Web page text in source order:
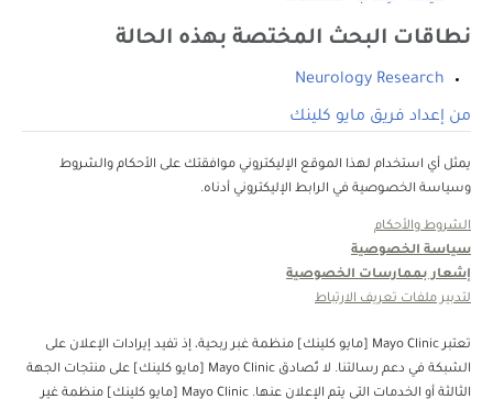
نطاقات البحث المختصة بهذه الحالة
Neurology Research
من إعداد فريق مايو كلينك
يمثل أي استخدام لهذا الموقع الإليكتروني موافقتك على الأحكام والشروط
وسياسة الخصوصية في الرابط الإليكتروني أدناه.
الشروط والأحكام
سياسة الخصوصية
إشعار بممارسات الخصوصية
لتدبير ملفات تعريف الارتباط
تعتبر Mayo Clinic [مايو كلينك] منظمة غبر ربحية، إذ تفيد إيرادات الإعلان على
الشبكة في دعم رسالتنا. لا تُصادق Mayo Clinic [مايو كلينك] على منتجات الجهة
الثالثة أو الخدمات التي يتم الإعلان عنها. Mayo Clinic [مايو كلينك] منظمة غير